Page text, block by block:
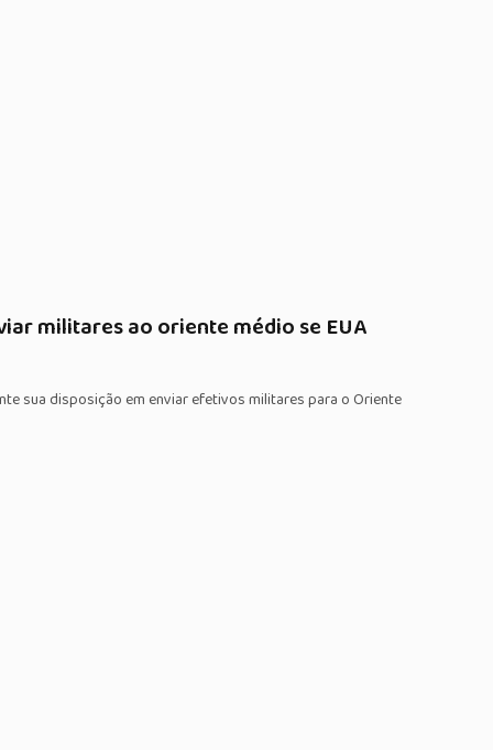
militares ao oriente médio se EUA
sua disposição em enviar efetivos militares para o Oriente